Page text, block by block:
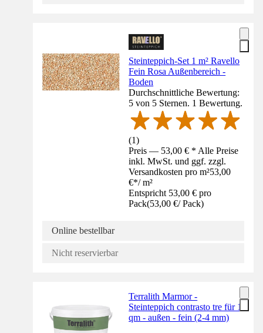
Steinteppich-Set 1 m² Ravello
Fein Rosa Außenbereich -
Boden
Durchschnittliche Bewertung:
5 von 5 Sternen. 1 Bewertung.
(1)
Preis — 53,00 € * Alle Preise
inkl. MwSt. und ggf. zzgl.
Versandkosten pro m²53,00
€*/ m²
Entspricht 53,00 € pro
Pack(53,00 €/ Pack)
Online bestellbar
Nicht reservierbar
Terralith Marmor -
Steinteppich contrasto tre für 1
qm - außen - fein (2-4 mm)